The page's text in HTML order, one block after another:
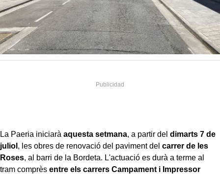
La Paeria iniciarà aquesta setmana, a partir del dimarts 7 de
juliol , les obres de renovació del paviment del carrer de les
Roses, al barri de la Bordeta. L'actuació es durà a terme al
tram comprès entre els carrers Campament i Impressor